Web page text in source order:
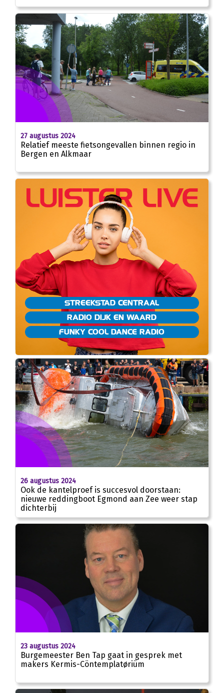
27 augustus 2024
Relatief meeste fietsongevallen binnen regio in
Bergen en Alkmaar
STREEKSTAD CENTRAAL
RADIO DIJK EN WAARD
FUNKY COOL DANCE RADIO
26 augustus 2024
Ook de kantelproef is succesvol doorstaan:
nieuwe reddingboot Egmond aan Zee weer stap
dichterbij
23 augustus 2024
Burgemeester Ben Tap gaat in gesprek met
makers Kermis-Cöntemplatøriüm